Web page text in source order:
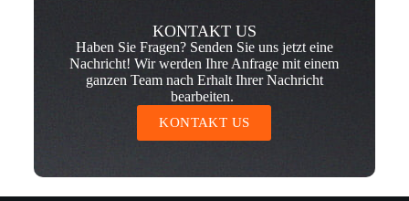
KONTAKT US
Haben Sie Fragen? Senden Sie uns jetzt eine
Nachricht! Wir werden Ihre Anfrage mit einem
ganzen Team nach Erhalt Ihrer Nachricht
bearbeiten.
KONTAKT US